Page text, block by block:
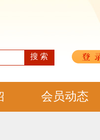
搜 索
会员动态